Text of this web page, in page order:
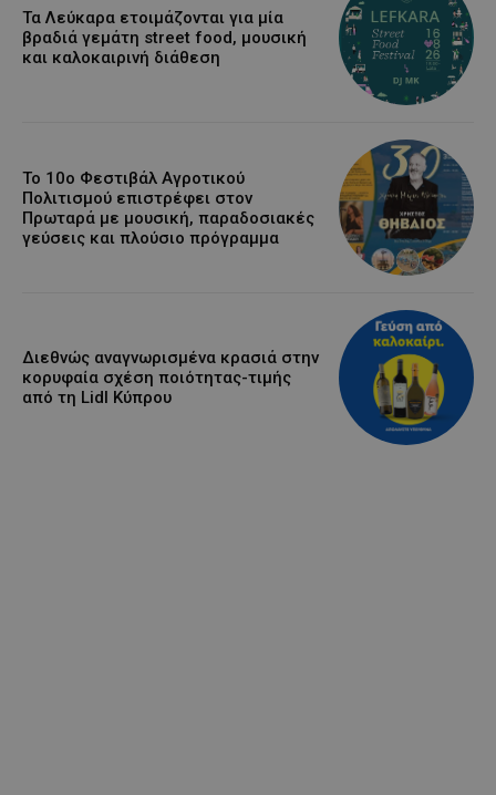
Τα Λεύκαρα ετοιμάζονται για μία
βραδιά γεμάτη street food, μουσική
και καλοκαιρινή διάθεση
Το 10ο Φεστιβάλ Αγροτικού
Πολιτισμού επιστρέφει στον
Πρωταρά με μουσική, παραδοσιακές
γεύσεις και πλούσιο πρόγραμμα
Διεθνώς αναγνωρισμένα κρασιά στην
κορυφαία σχέση ποιότητας-τιμής
από τη Lidl Κύπρου